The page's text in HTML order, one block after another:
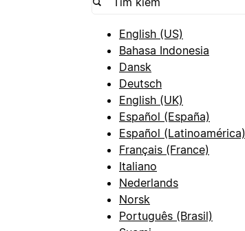
English (US)
Bahasa Indonesia
Dansk
Deutsch
English (UK)
Español (España)
Español (Latinoamérica)
Français (France)
Italiano
Nederlands
Norsk
Português (Brasil)